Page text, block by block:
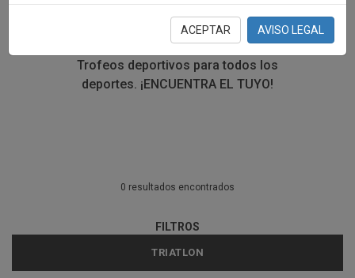
ACEPTAR AVISO LEGAL
En esta sección encontrarás una gran variedad de
trofeos deportivos. Define tu búsqueda mediante los
filtros por deporte, material y precio del trofeo.
Trofeos deportivos para todos los
deportes. ¡ENCUENTRA EL TUYO!
0 resultados encontrados
FILTROS
TRIATLON